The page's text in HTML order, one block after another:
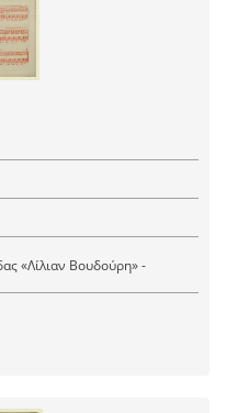
«Λίλιαν Βουδούρη» -